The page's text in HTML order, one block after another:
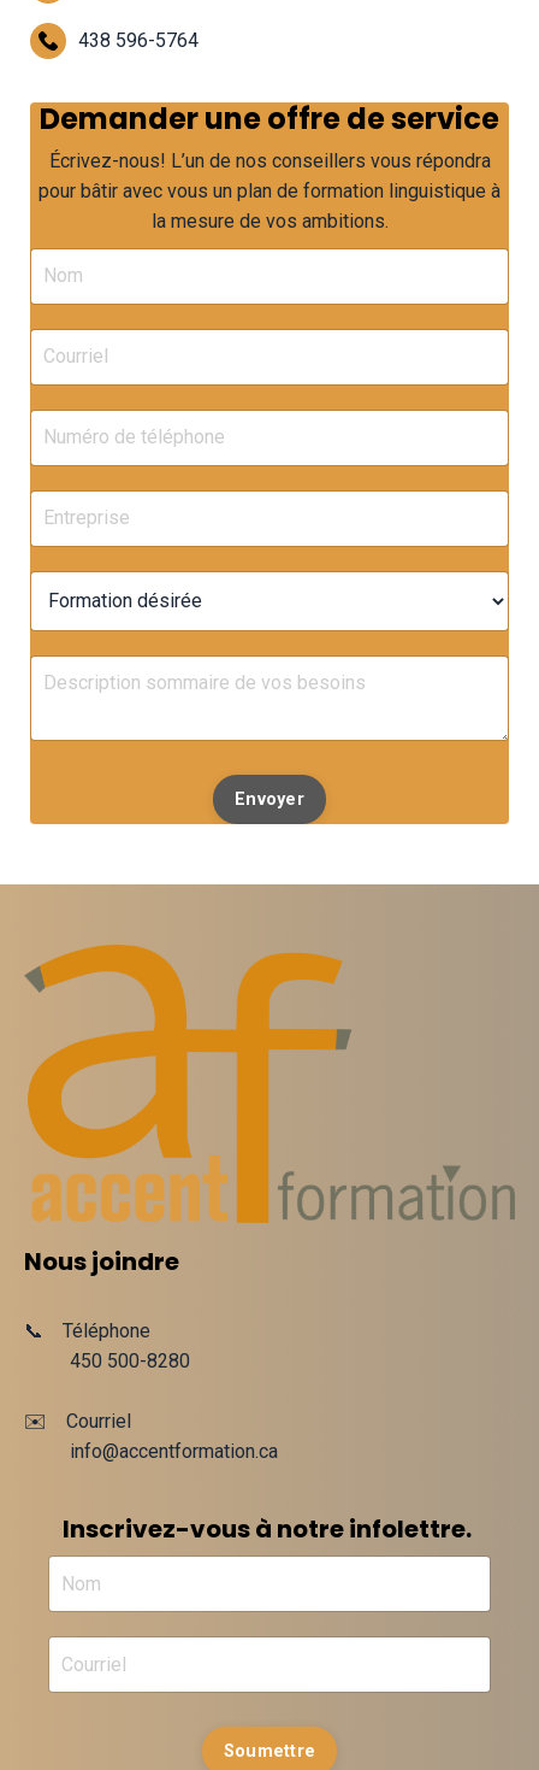
438 596-5764
Demander une offre de service
Écrivez-nous! L’un de nos conseillers vous répondra
pour bâtir avec vous un plan de formation linguistique à
la mesure de vos ambitions.
Envoyer
Nous joindre
📞 Téléphone
450 500-8280
✉️ Courriel
info@accentformation.ca
Inscrivez-vous à notre infolettre.
Soumettre